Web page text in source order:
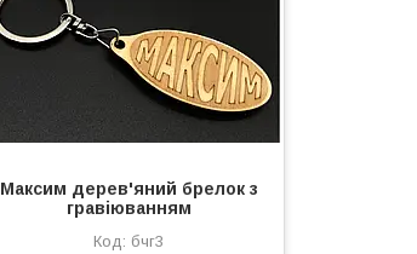
Максим дерев'яний брелок з
гравіюванням
бчг3